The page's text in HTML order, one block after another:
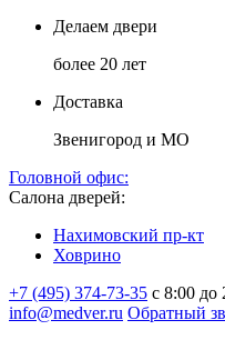
Делаем двери
более 20 лет
Доставка
Звенигород и МО
Головной офис:
Салона дверей:
Нахимовский пр-кт
Ховрино
+7 (495) 374-73-35 с 8:00 до
info@medver.ru Обратный